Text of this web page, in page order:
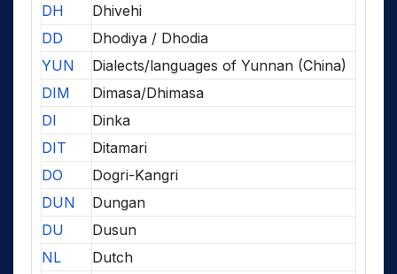
DH
Dhivehi
DD
Dhodiya / Dhodia
YUN
Dialects/languages of Yunnan (China)
DIM
Dimasa/Dhimasa
DI
Dinka
DIT
Ditamari
DO
Dogri-Kangri
DUN
Dungan
DU
Dusun
NL
Dutch